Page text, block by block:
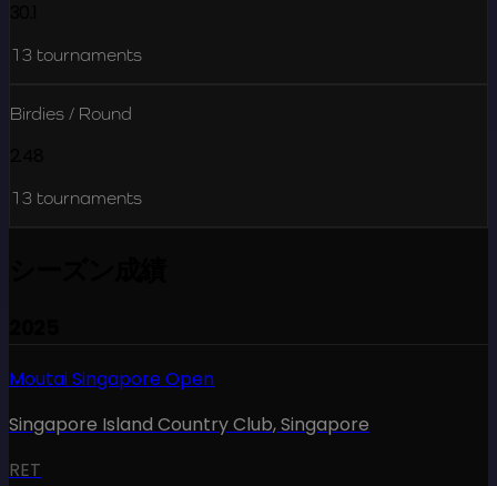
13 tournaments
Birdies / Round
13 tournaments
Moutai Singapore Open
Singapore Island Country Club,Singapore
RET